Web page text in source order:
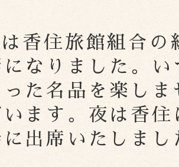
香住旅館組合の
なりました。い
た名品を楽しま
ます。夜は香住
出席いたしまし